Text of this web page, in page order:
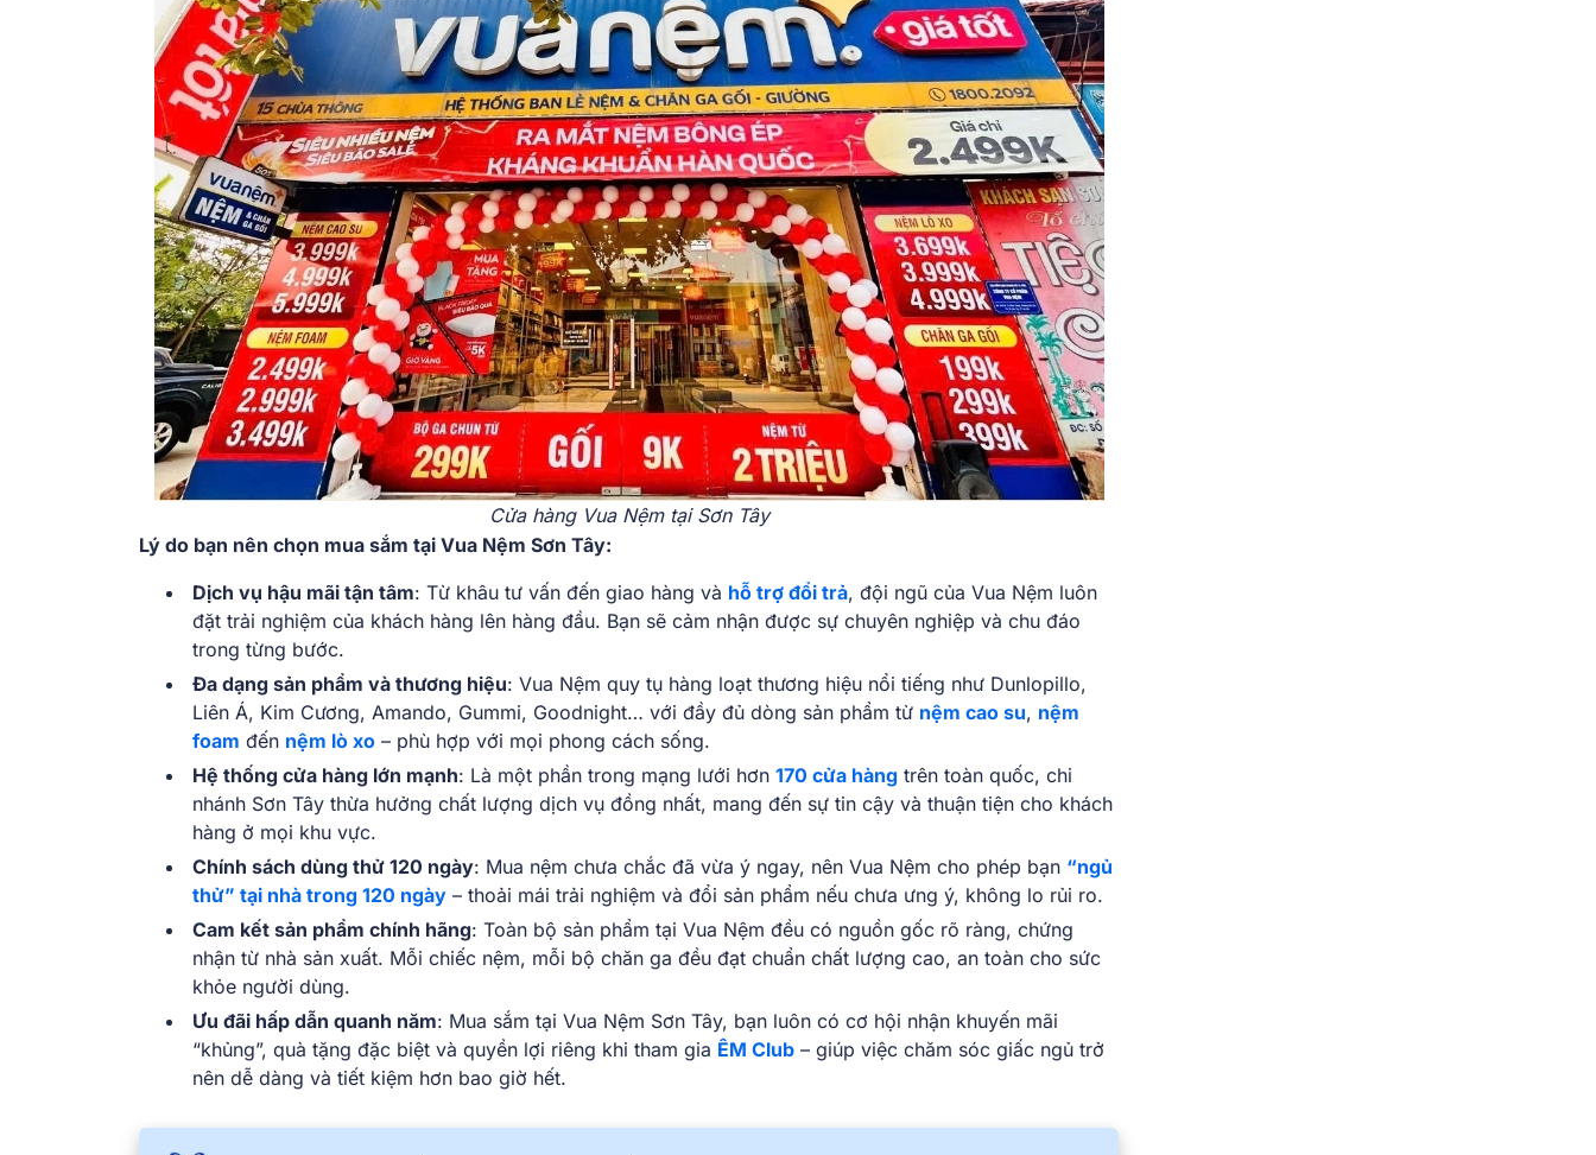
Cửa hàng Vua Nệm tại Sơn Tây
Lý do bạn nên chọn mua sắm tại Vua Nệm Sơn Tây:
Dịch vụ hậu mãi tận tâm: Từ khâu tư vấn đến giao hàng và hỗ trợ đổi trả, đội ngũ của Vua Nệm luôn
đặt trải nghiệm của khách hàng lên hàng đầu. Bạn sẽ cảm nhận được sự chuyên nghiệp và chu đáo
trong từng bước.
Đa dạng sản phẩm và thương hiệu: Vua Nệm quy tụ hàng loạt thương hiệu nổi tiếng như Dunlopillo,
Liên Á, Kim Cương, Amando, Gummi, Goodnight… với đầy đủ dòng sản phẩm từ nệm cao su, nệm
foam đến nệm lò xo – phù hợp với mọi phong cách sống.
Hệ thống cửa hàng lớn mạnh: Là một phần trong mạng lưới hơn 170 cửa hàng trên toàn quốc, chi
nhánh Sơn Tây thừa hưởng chất lượng dịch vụ đồng nhất, mang đến sự tin cậy và thuận tiện cho khách
hàng ở mọi khu vực.
Chính sách dùng thử 120 ngày: Mua nệm chưa chắc đã vừa ý ngay, nên Vua Nệm cho phép bạn “ngủ
thử” tại nhà trong 120 ngày – thoải mái trải nghiệm và đổi sản phẩm nếu chưa ưng ý, không lo rủi ro.
Cam kết sản phẩm chính hãng: Toàn bộ sản phẩm tại Vua Nệm đều có nguồn gốc rõ ràng, chứng
nhận từ nhà sản xuất. Mỗi chiếc nệm, mỗi bộ chăn ga đều đạt chuẩn chất lượng cao, an toàn cho sức
khỏe người dùng.
Ưu đãi hấp dẫn quanh năm: Mua sắm tại Vua Nệm Sơn Tây, bạn luôn có cơ hội nhận khuyến mãi
“khủng”, quà tặng đặc biệt và quyền lợi riêng khi tham gia ÊM Club – giúp việc chăm sóc giấc ngủ trở
nên dễ dàng và tiết kiệm hơn bao giờ hết.